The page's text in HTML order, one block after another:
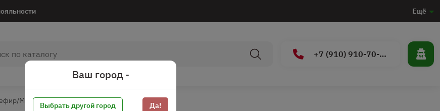
Ещё
+7 (910) 910-70-15
Мармелад/Пастила Зефир
Ваш город -
Выбрать другой город Да!